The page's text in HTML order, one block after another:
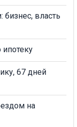
бизнес, власть
67 дней
на